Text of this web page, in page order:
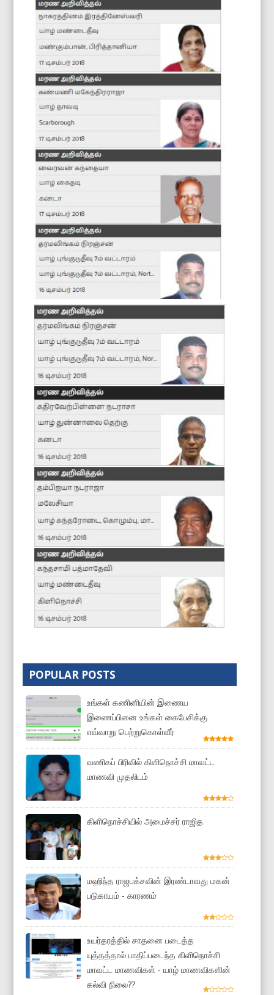
POPULAR POSTS
உங்கள் கணினியின் இணைய
இணைப்பினை உங்கள் கைபேசிக்கு
எவ்வாறு பெற்றுகொள்வீர்
வணிகப் பிரிவில் கிளிநொச்சி மாவட்ட
மாணவி முதலிடம்
கிளிநொச்சியில் அமைச்சர் ராஜித
மஹிந்த ராஜபக்சவின் இரண்டாவது மகன்
படுகாயம் - காரணம்
உயர்தரத்தில் சாதனை படைத்த
யுத்தத்தால் பாதிப்படைந்த கிளிநொச்சி
மாவட்ட மாணவிகள் - யாழ் மாணவிகளின்
கல்வி நிலை??